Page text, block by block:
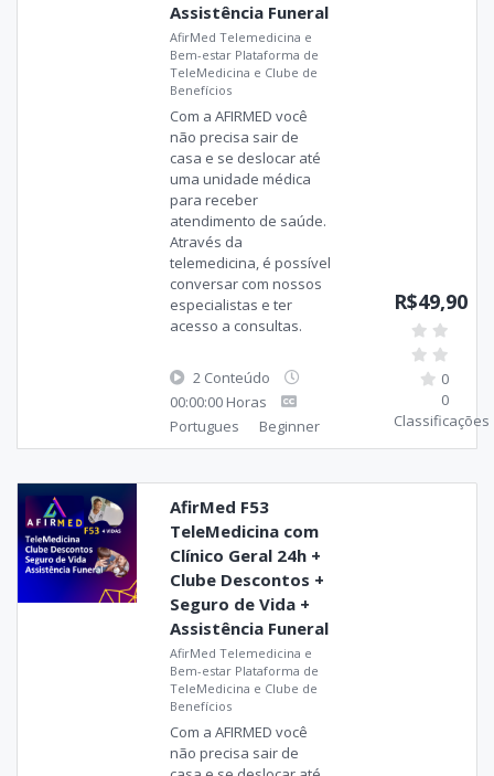
Assistência Funeral
AfirMed Telemedicina e
Bem-estar Plataforma de
TeleMedicina e Clube de
Benefícios
Com a AFIRMED você
não precisa sair de
casa e se deslocar até
uma unidade médica
para receber
atendimento de saúde.
Através da
telemedicina, é possível
conversar com nossos
especialistas e ter
acesso a consultas.
2 Conteúdo
00:00:00 Horas
Portugues
Beginner
R$49,90
0
0
Classificações
AfirMed F53
TeleMedicina com
Clínico Geral 24h +
Clube Descontos +
Seguro de Vida +
Assistência Funeral
AfirMed Telemedicina e
Bem-estar Plataforma de
TeleMedicina e Clube de
Benefícios
Com a AFIRMED você
não precisa sair de